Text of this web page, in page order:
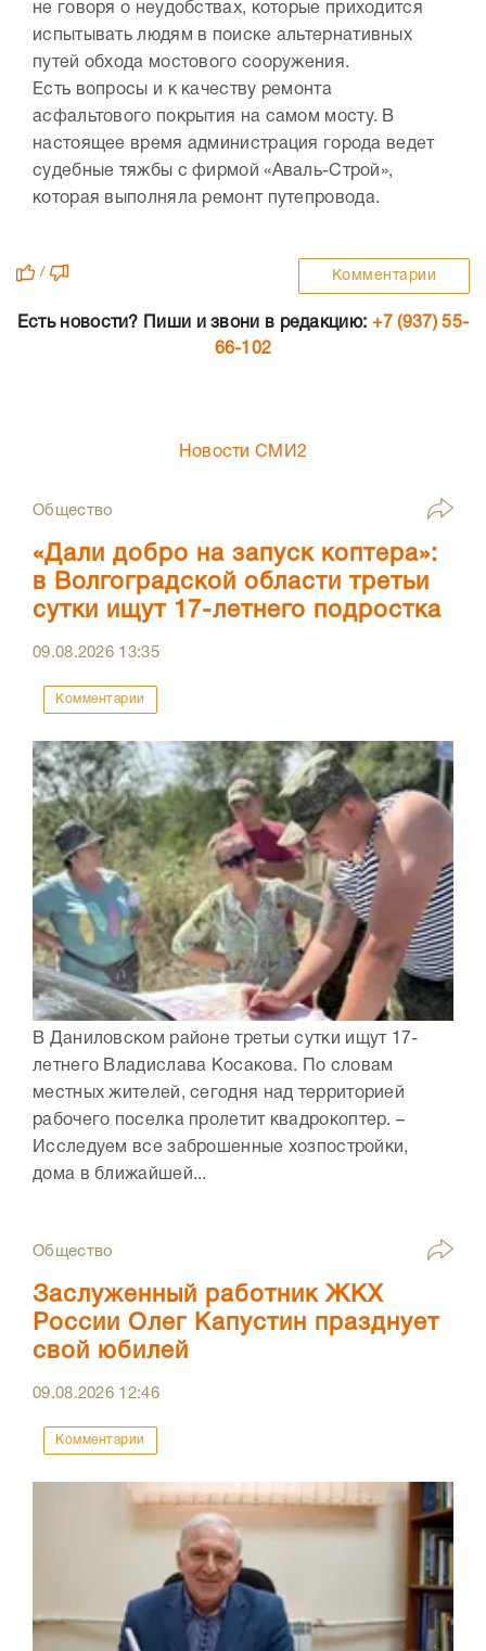
не говоря о неудобствах, которые приходится
испытывать людям в поиске альтернативных
путей обхода мостового сооружения.
Есть вопросы и к качеству ремонта
асфальтового покрытия на самом мосту. В
настоящее время администрация города ведет
судебные тяжбы с фирмой «Аваль-Строй»,
которая выполняла ремонт путепровода.
/ Комментарии
Есть новости? Пиши и звони в редакцию: +7 (937) 55-
66-102
Новости СМИ2
Общество
«Дали добро на запуск коптера»:
в Волгоградской области третьи
сутки ищут 17-летнего подростка
09.08.2026 13:35
Комментарии
В Даниловском районе третьи сутки ищут 17-
летнего Владислава Косакова. По словам
местных жителей, сегодня над территорией
рабочего поселка пролетит квадрокоптер. –
Исследуем все заброшенные хозпостройки,
дома в ближайшей...
Общество
Заслуженный работник ЖКХ
России Олег Капустин празднует
свой юбилей
09.08.2026 12:46
Комментарии